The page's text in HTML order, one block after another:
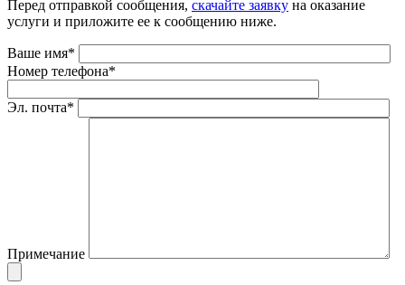
Перед отправкой сообщения, скачайте заявку на оказание
услуги и приложите ее к сообщению ниже.
Ваше имя*
Номер телефона*
Эл. почта*
Примечание